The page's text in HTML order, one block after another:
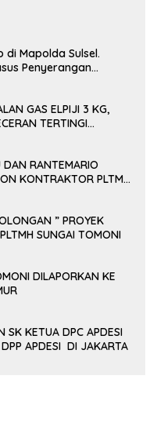
di Mapolda Sulsel.
Penyerangan
GAS ELPIJI 3 KG,
TERTINGI
DAN RANTEMARIO
KONTRAKTOR PLTMH
” PROYEK
SUNGAI TOMONI
DILAPORKAN KE
SK KETUA DPC APDESI
APDESI DI JAKARTA